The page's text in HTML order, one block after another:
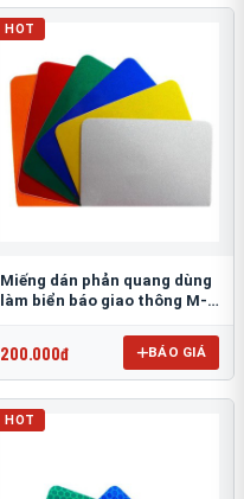
HOT
Miếng dán phản quang dùng
làm biển báo giao thông M-
200.000đ BÁO GIÁ
HOT